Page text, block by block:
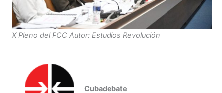
X Pleno del PCC Autor: Estudios Revolución
Cubadebate